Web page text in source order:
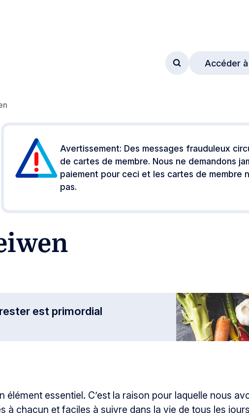
Accéder au
Accéder
Avertissement: Des messages frauduleux
de cartes de membre. Nous ne demandons
paiement pour ceci et les cartes de membre
pas.
est primordial
élément essentiel. C’est la raison pour laquelle nous
à chacun et faciles à suivre dans la vie de tous les